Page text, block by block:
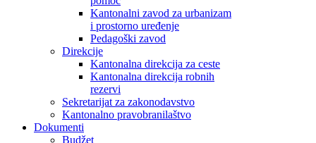
Kantonalni zavod za urbanizam
i prostorno uređenje
Pedagoški zavod
Direkcije
Kantonalna direkcija za ceste
Kantonalna direkcija robnih
rezervi
Sekretarijat za zakonodavstvo
Kantonalno pravobranilaštvo
Dokumenti
Budžet